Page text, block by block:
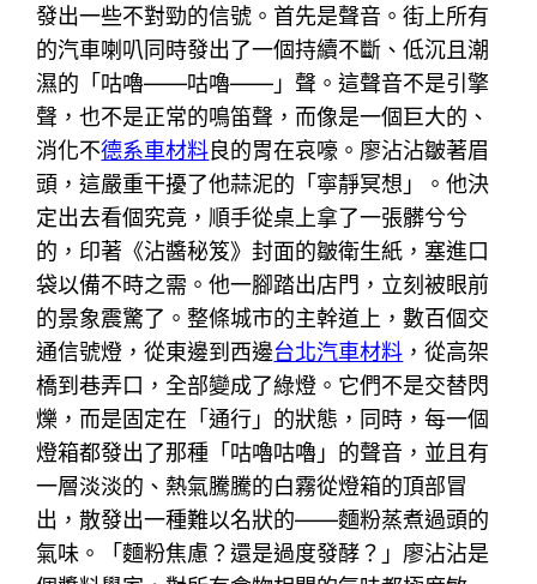
發出一些不對勁的信號。首先是聲音。街上所有
的汽車喇叭同時發出了一個持續不斷、低沉且潮
濕的「咕嚕——咕嚕——」聲。這聲音不是引擎
聲，也不是正常的鳴笛聲，而像是一個巨大的、
消化不德系車材料良的胃在哀嚎。廖沾沾皺著眉
頭，這嚴重干擾了他蒜泥的「寧靜冥想」。他決
定出去看個究竟，順手從桌上拿了一張髒兮兮
的，印著《沾醬秘笈》封面的皺衛生紙，塞進口
袋以備不時之需。他一腳踏出店門，立刻被眼前
的景象震驚了。整條城市的主幹道上，數百個交
通信號燈，從東邊到西邊台北汽車材料 ，從高架
橋到巷弄口，全部變成了綠燈。它們不是交替閃
爍，而是固定在「通行」的狀態，同時，每一個
燈箱都發出了那種「咕嚕咕嚕」的聲音，並且有
一層淡淡的、熱氣騰騰的白霧從燈箱的頂部冒
出，散發出一種難以名狀的——麵粉蒸煮過頭的
氣味。「麵粉焦慮？還是過度發酵？」廖沾沾是